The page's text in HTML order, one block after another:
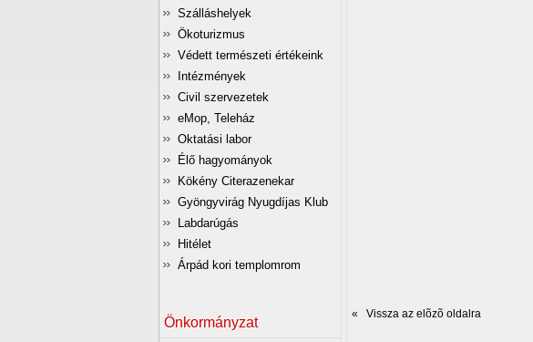
Szálláshelyek
Ökoturizmus
Védett természeti értékeink
Intézmények
Civil szervezetek
eMop, Teleház
Oktatási labor
Élő hagyományok
Kökény Citerazenekar
Gyöngyvirág Nyugdíjas Klub
Labdarúgás
Hitélet
Árpád kori templomrom
Önkormányzat
« Vissza az elõzõ oldalra